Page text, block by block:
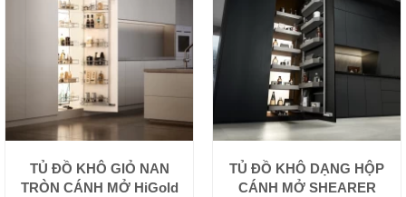
TỦ ĐỒ KHÔ GIỎ NAN
TRÒN CÁNH MỞ HiGold
TỦ ĐỒ KHÔ DẠNG HỘP
CÁNH MỞ SHEARER